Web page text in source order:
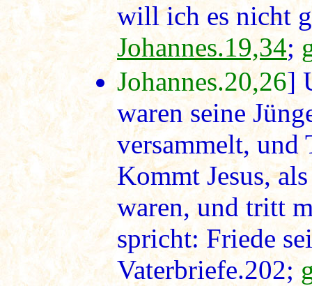
will ich es nicht
Johannes.19,34;
Johannes.20,26]
waren seine
versammelt, und
Kommt Jesus,
waren, und tritt
spricht: Friede
Vaterbriefe.202;